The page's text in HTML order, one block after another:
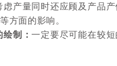
虑产量同时还应顾及产品
方面的影响。
绘制：一定要尽可能在较